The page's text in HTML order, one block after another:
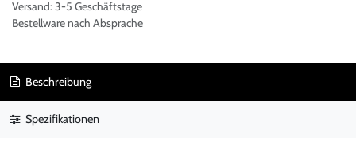
Versand: 3-5 Geschäftstage
Bestellware nach Absprache
Beschreibung
Spezifikationen